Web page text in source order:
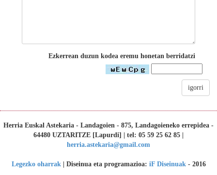
Ezkerrean duzun kodea eremu honetan berridatzi
igorri
Herria Euskal Astekaria - Landagoien - 875, Landagoieneko errepidea -
64480 UZTARITZE [Lapurdi] | tel: 05 59 25 62 85 |
herria.astekaria@gmail.com
Legezko oharrak| Diseinua eta programazioa: iF Diseinuak- 2016